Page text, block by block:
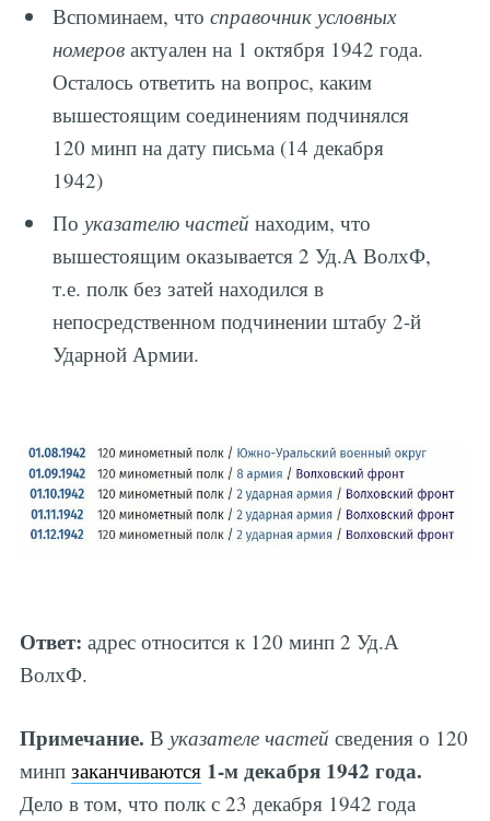
Вспоминаем, чтосправочник условных
номеров актуален на 1 октября 1942 года.
Осталось ответить на вопрос, каким
вышестоящим соединениям подчинялся
120 минп на дату письма (14 декабря
1942)
Поуказателю частейнаходим, что
вышестоящим оказывается 2 Уд.А ВолхФ,
т.е. полк без затей находился в
непосредственном подчинении штабу 2-й
Ударной Армии.
Ответ: адрес относится к 120 минп 2 Уд.А
ВолхФ.
Примечание. В указателе частей сведения о 120
минп заканчиваются 1-м декабря 1942 года.
Дело в том, что полк с 23 декабря 1942 года